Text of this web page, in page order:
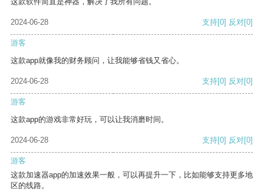
2024-06-28 支持[0] 反对[0]
游客
这款app就像我的财务顾问，让我能够省钱又省心。
2024-06-28 支持[0] 反对[0]
游客
这款app的游戏非常好玩，可以让我消磨时间。
2024-06-28 支持[0] 反对[0]
游客
这款加速器app的加速效果一般，可以再提升一下，比如能够支持更多地
区的线路。